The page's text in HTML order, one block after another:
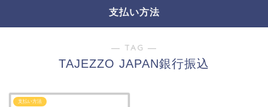
支払い方法
― TAG ―
TAJEZZO JAPAN銀行振込
支払い方法